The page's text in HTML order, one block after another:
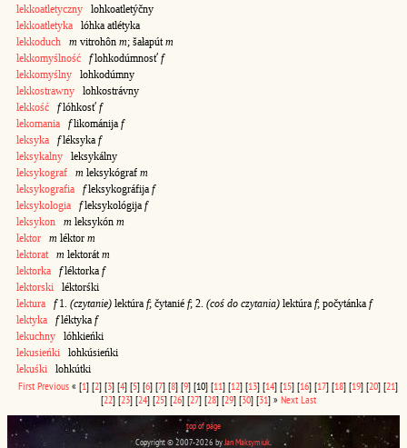
lekkoatletyczny lohkoatletýčny
lekkoatletyka lóhka atlétyka
lekkoduch
m vitrohôn m; šałapút m
lekkomyślność
flohkodúmnosť f
lekkomyślny lohkodúmny
lekkostrawny lohkostrávny
lekkość
flóhkosť f
lekomania
flikománija f
leksyka
fléksyka f
leksykalny leksykálny
leksykograf
m leksykógraf m
leksykografia
fleksykográfija f
leksykologia
fleksykológija f
leksykon
m leksykón m
lektor
m léktor m
lektorat
m lektorát m
lektorka
fléktorka f
lektorski léktorśki
lektura
f1. (czytanie) lektúra f; čytanié f; 2. (coś do czytania) lektúra f; počytánka f
lektyka
fléktyka f
lekuchny lóhkieńki
lekusieńki lohkúsieńki
lekuśki lohkútki
First Previous « [1] [2] [3] [4] [5] [6] [7] [8] [9] [10] [11] [12] [13] [14] [15] [16] [17] [18] [19] [20] [21]
[22] [23] [24] [25] [26] [27] [28] [29] [30] [31]» Next Last
top of page
Copyright © 2007-2026 byJan Maksymiuk.